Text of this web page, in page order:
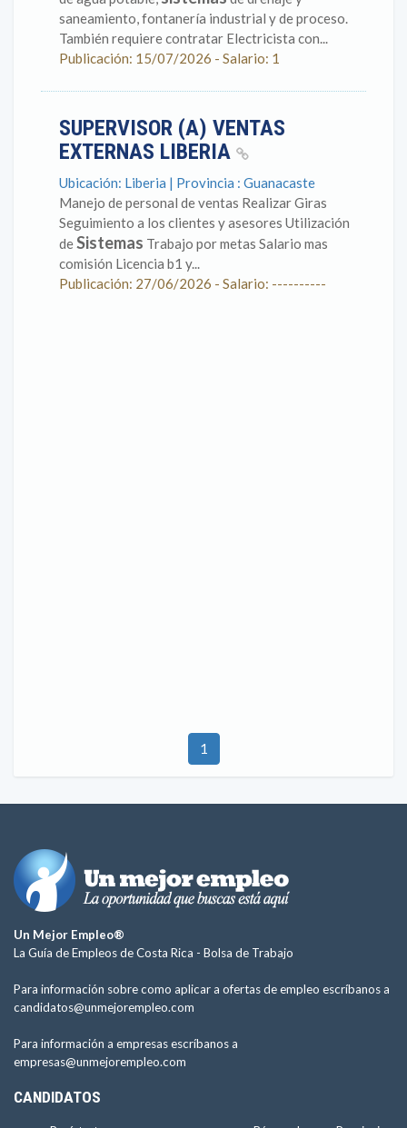
saneamiento, fontanería industrial y de proceso.
También requiere contratar Electricista con...
Publicación: 15/07/2026 - Salario: 1
SUPERVISOR (A) VENTAS
EXTERNAS LIBERIA
Ubicación: Liberia | Provincia : Guanacaste
Manejo de personal de ventas Realizar Giras
Seguimiento a los clientes y asesores Utilización
deSistemas Trabajo por metas Salario mas
comisión Licencia b1 y...
Publicación: 27/06/2026 - Salario: ----------
1
Un Mejor Empleo®
La Guía de Empleos de Costa Rica - Bolsa de Trabajo
Para información sobre como aplicar a ofertas de empleo escríbanos a
candidatos@unmejorempleo.com
Para información a empresas escríbanos a
empresas@unmejorempleo.com
CANDIDATOS